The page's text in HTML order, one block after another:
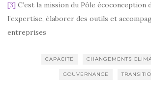
[3] C’est la mission du Pôle écoconception
l’expertise, élaborer des outils et
entreprises
CAPACITÉ CHANGEMENTS
GOUVERNANCE